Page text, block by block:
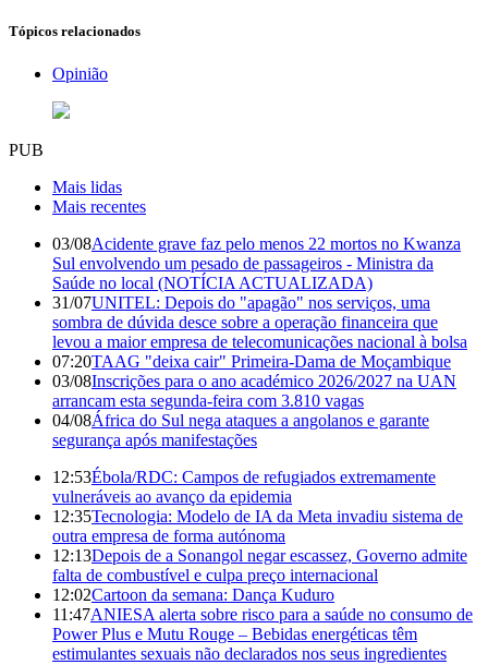
Tópicos relacionados
Opinião
PUB
Mais lidas
Mais recentes
03/08Acidente grave faz pelo menos 22 mortos no Kwanza
Sul envolvendo um pesado de passageiros - Ministra da
Saúde no local (NOTÍCIA ACTUALIZADA)
31/07UNITEL: Depois do "apagão" nos serviços, uma
sombra de dúvida desce sobre a operação financeira que
levou a maior empresa de telecomunicações nacional à bolsa
07:20TAAG "deixa cair" Primeira-Dama de Moçambique
03/08Inscrições para o ano académico 2026/2027 na UAN
arrancam esta segunda-feira com 3.810 vagas
04/08África do Sul nega ataques a angolanos e garante
segurança após manifestações
12:53Ébola/RDC: Campos de refugiados extremamente
vulneráveis ao avanço da epidemia
12:35Tecnologia: Modelo de IA da Meta invadiu sistema de
outra empresa de forma autónoma
12:13Depois de a Sonangol negar escassez, Governo admite
falta de combustível e culpa preço internacional
12:02Cartoon da semana: Dança Kuduro
11:47ANIESA alerta sobre risco para a saúde no consumo de
Power Plus e Mutu Rouge – Bebidas energéticas têm
estimulantes sexuais não declarados nos seus ingredientes